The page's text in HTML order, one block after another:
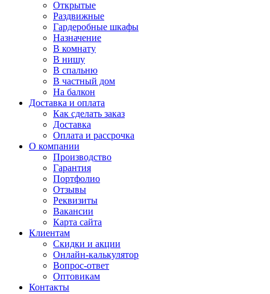
Открытые
Раздвижные
Гардеробные шкафы
Назначение
В комнату
В нишу
В спальню
В частный дом
На балкон
Доставка и оплата
Как сделать заказ
Доставка
Оплата и рассрочка
О компании
Производство
Гарантия
Портфолио
Отзывы
Реквизиты
Вакансии
Карта сайта
Клиентам
Скидки и акции
Онлайн-калькулятор
Вопрос-ответ
Оптовикам
Контакты